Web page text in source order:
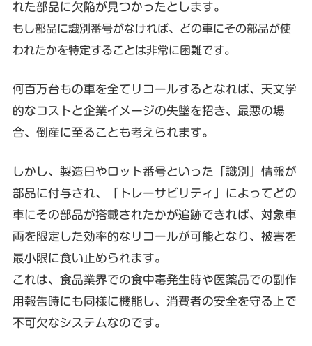
れた部品に欠陥が見つかったとします。
もし部品に識別番号がなければ、どの車にその部品が使
われたかを特定することは非常に困難です。
何百万台もの車を全てリコールするとなれば、天文学
的なコストと企業イメージの失墜を招き、最悪の場
合、倒産に至ることも考えられます。
しかし、製造日やロット番号といった「識別」情報が
部品に付与され、「トレーサビリティ」によってどの
車にその部品が搭載されたかが追跡できれば、対象車
両を限定した効率的なリコールが可能となり、被害を
最小限に食い止められます。
これは、食品業界での食中毒発生時や医薬品での副作
用報告時にも同様に機能し、消費者の安全を守る上で
不可欠なシステムなのです。